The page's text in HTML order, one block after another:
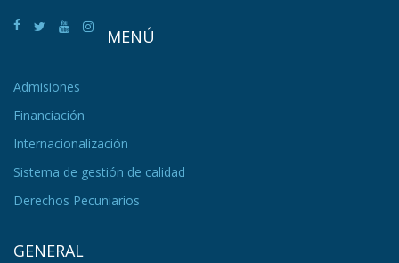
MENÚ
Admisiones
Financiación
Internacionalización
Sistema de gestión de calidad
Derechos Pecuniarios
GENERAL